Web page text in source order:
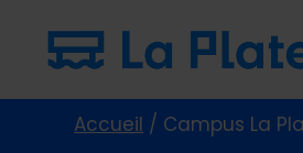
Accueil / Campus La